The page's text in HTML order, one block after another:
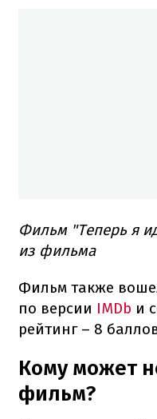
Фильм "Теперь я
из фильма
Фильм также
по версии IMDb и
рейтинг – 8
Кому может
фильм?